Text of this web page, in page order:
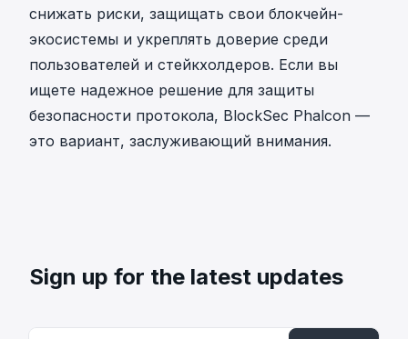
снижать риски, защищать свои блокчейн-
экосистемы и укреплять доверие среди
пользователей и стейкхолдеров. Если вы
ищете надежное решение для защиты
безопасности протокола, BlockSec Phalcon —
это вариант, заслуживающий внимания.
Sign up for the latest updates